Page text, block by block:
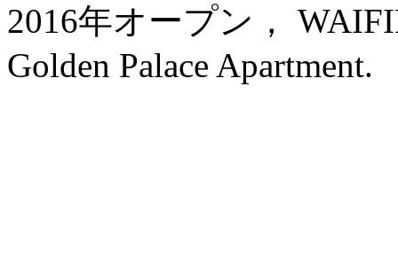
2016年オープン，
Golden Palace Apartment.